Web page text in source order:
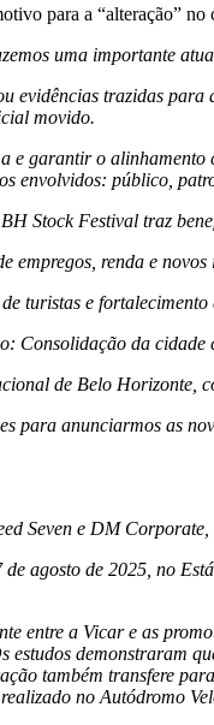
para a “alteração”
uma importante
evidências trazidas
movido.
e garantir o alinhamento
envolvidos: público,
Stock Festival traz
empregos, renda e novos
turistas e fortalecimento
Consolidação da
de Belo Horizonte,
para anunciarmos as
Seven e DM
agosto de 2025, no
entre a Vicar e as
demonstraram
também transfere
no Autódromo